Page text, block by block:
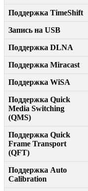
Поддержка TimeShift
Запись на USB
Поддержка DLNA
Поддержка Miracast
Поддержка WiSA
Поддержка Quick
Media Switching
(QMS)
Поддержка Quick
Frame Transport
(QFT)
Поддержка Auto
Calibration